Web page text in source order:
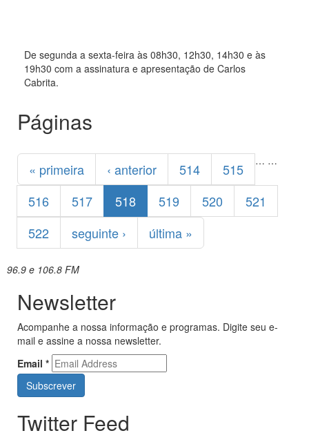
De segunda a sexta-feira às 08h30, 12h30, 14h30 e às
19h30 com a assinatura e apresentação de Carlos
Cabrita.
Páginas
« primeira ‹ anterior …
514
515
516
517 518 519 520
521
522
…
seguinte › última »
96.9 e 106.8 FM
Newsletter
Acompanhe a nossa informação e programas. Digite seu e-
mail e assine a nossa newsletter.
Email *
Twitter Feed